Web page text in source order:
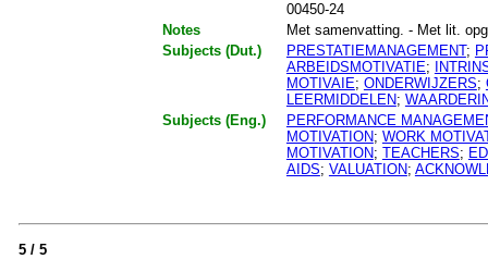
00450-24
Notes
Met samenvatting. - Met lit.
Subjects (Dut.)
PRESTATIEMANAGEMENT;
ARBEIDSMOTIVATIE;
MOTIVAIE; ONDERWIJZERS;
LEERMIDDELEN;
Subjects (Eng.)
PERFORMANCE
MOTIVATION; WORK
MOTIVATION; TEACHERS;
AIDS; VALUATION;
5 / 5